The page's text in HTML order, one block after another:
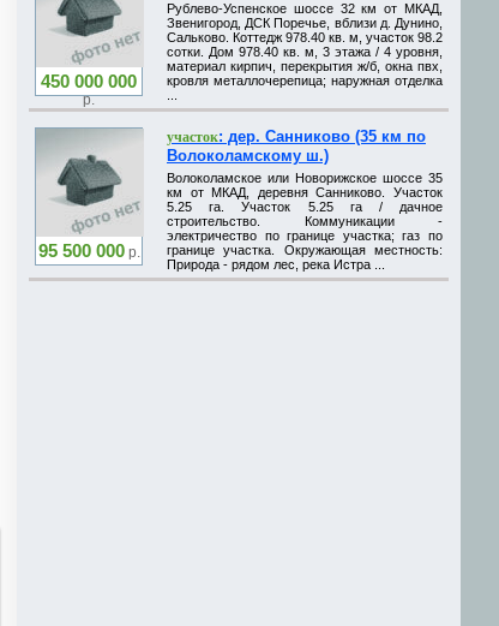
450 000 000
р.
Рублево-Успенское шоссе 32 км от МКАД,
Звенигород, ДСК Поречье, вблизи д. Дунино,
Сальково. Коттедж 978.40 кв. м, участок 98.2
сотки. Дом 978.40 кв. м, 3 этажа / 4 уровня,
материал кирпич, перекрытия ж/б, окна пвх,
кровля металлочерепица; наружная отделка
95 500 000р.
участок: дер. Санниково (35 км по
Волоколамскому ш.)
Волоколамское или Новорижское шоссе 35
км от МКАД, деревня Санниково. Участок
5.25 га. Участок 5.25 га / дачное
строительство. Коммуникации -
электричество по границе участка; газ по
границе участка. Окружающая местность:
Природа - рядом лес, река Истра ...